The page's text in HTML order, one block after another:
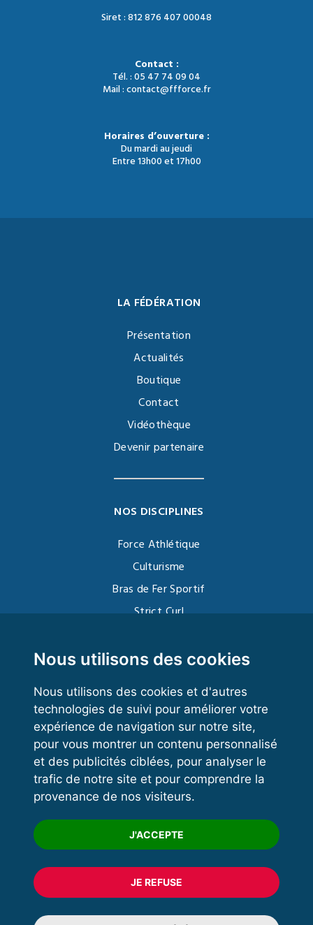
Nous utilisons des cookies
Nous utilisons des cookies et d'autres
technologies de suivi pour améliorer votre
expérience de navigation sur notre site,
pour vous montrer un contenu personnalisé
et des publicités ciblées, pour analyser le
trafic de notre site et pour comprendre la
provenance de nos visiteurs.
J'ACCEPTE
JE REFUSE
Siret : 812 876 407 00048
Contact :
Tél. : 05 47 74 09 04
Mail : contact@ffforce.fr
Horaires d’ouverture :
Du mardi au jeudi
Entre 13h00 et 17h00
LA FÉDÉRATION
Présentation
Actualités
Boutique
Contact
Vidéothèque
Devenir partenaire
NOS DISCIPLINES
Force Athlétique
Culturisme
Bras de Fer Sportif
Strict Curl
Kettlebell
VOS ESPACES
Espace dirigeant
Espace licencié
Trouver un club
Formation
© 2020 FFFORCE Tous droits réservés
Mentions légales